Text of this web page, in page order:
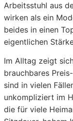
Arbeitsstuhl aus
wirken als ein
beides in einen
eigentlichen
Im Alltag zeigt
brauchbares
sind in vielen
unkompliziert im
die für viele